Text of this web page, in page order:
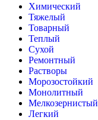
Химический
Тяжелый
Товарный
Теплый
Сухой
Ремонтный
Растворы
Морозостойкий
Монолитный
Мелкозернистый
Легкий